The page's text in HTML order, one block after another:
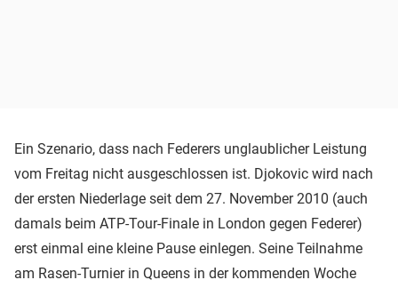
Ein Szenario, dass nach Federers unglaublicher Leistung
vom Freitag nicht ausgeschlossen ist. Djokovic wird nach
der ersten Niederlage seit dem 27. November 2010 (auch
damals beim ATP-Tour-Finale in London gegen Federer)
erst einmal eine kleine Pause einlegen. Seine Teilnahme
am Rasen-Turnier in Queens in der kommenden Woche